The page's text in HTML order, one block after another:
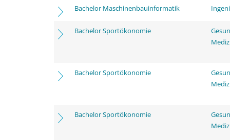
Bachelor Maschinenbauinformatik
Bachelor Sportökonomie
Bachelor Sportökonomie
Bachelor Sportökonomie